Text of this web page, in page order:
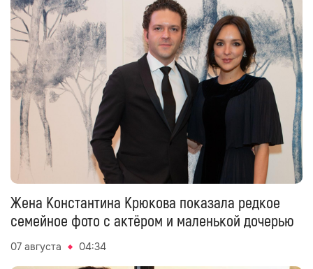
Жена Константина Крюкова показала редкое
семейное фото с актёром и маленькой дочерью
07 августа 04:34